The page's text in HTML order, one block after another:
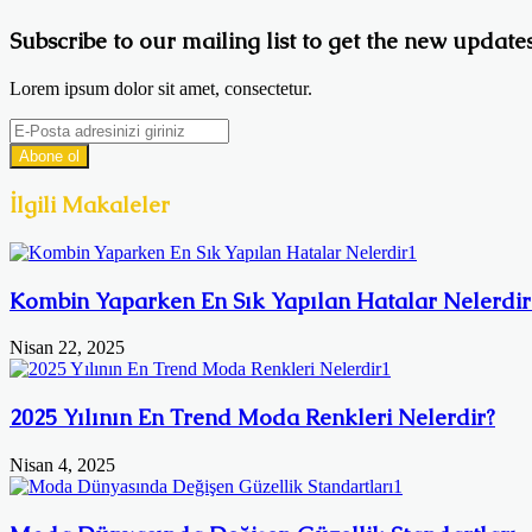
Subscribe to our mailing list to get the new
Lorem ipsum dolor sit amet, consectetur.
E-
Posta
adresinizi
giriniz
İlgili Makaleler
Kombin Yaparken En Sık Yapılan Hatalar
Nisan 22, 2025
2025 Yılının En Trend Moda Renkleri Nelerdir?
Nisan 4, 2025